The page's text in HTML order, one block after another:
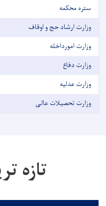
ستره محکمه
وزارت ارشاد حج و اوقاف
وزارت امورداخله
وزارت دفاع
وزارت عدلیه
وزارت تحصیلات عالی
تازه